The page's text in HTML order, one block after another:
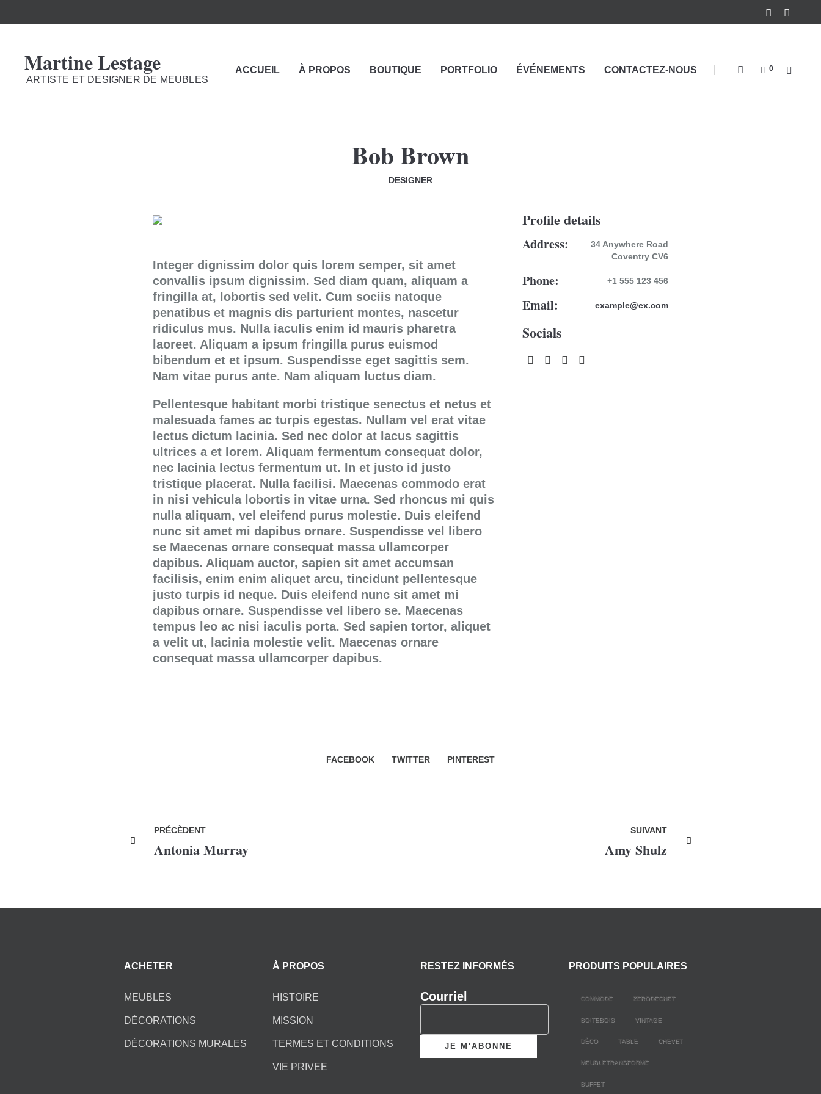
Martine Lestage
ARTISTE ET DESIGNER DE MEUBLES
0
ACCUEIL À PROPOS BOUTIQUE PORTFOLIO ÉVÉNEMENTS CONTACTEZ-NOUS
Bob Brown
DESIGNER
Integer dignissim dolor quis lorem semper, sit amet
convallis ipsum dignissim. Sed diam quam, aliquam a
fringilla at, lobortis sed velit. Cum sociis natoque
penatibus et magnis dis parturient montes, nascetur
ridiculus mus. Nulla iaculis enim id mauris pharetra
laoreet. Aliquam a ipsum fringilla purus euismod
bibendum et et ipsum. Suspendisse eget sagittis sem.
Nam vitae purus ante. Nam aliquam luctus diam.
Pellentesque habitant morbi tristique senectus et netus et
malesuada fames ac turpis egestas. Nullam vel erat vitae
lectus dictum lacinia. Sed nec dolor at lacus sagittis
ultrices a et lorem. Aliquam fermentum consequat dolor,
nec lacinia lectus fermentum ut. In et justo id justo
tristique placerat. Nulla facilisi. Maecenas commodo erat
in nisi vehicula lobortis in vitae urna. Sed rhoncus mi quis
nulla aliquam, vel eleifend purus molestie. Duis eleifend
nunc sit amet mi dapibus ornare. Suspendisse vel libero
se Maecenas ornare consequat massa ullamcorper
dapibus. Aliquam auctor, sapien sit amet accumsan
facilisis, enim enim aliquet arcu, tincidunt pellentesque
justo turpis id neque. Duis eleifend nunc sit amet mi
dapibus ornare. Suspendisse vel libero se. Maecenas
tempus leo ac nisi iaculis porta. Sed sapien tortor, aliquet
a velit ut, lacinia molestie velit. Maecenas ornare
consequat massa ullamcorper dapibus.
Profile details
Address:
34 Anywhere Road
Coventry CV6
Phone: +1 555 123 456
Email: example@ex.com
Socials
FACEBOOK TWITTER PINTEREST
PRÉCÈDENT
Antonia Murray
SUIVANT
Amy Shulz
ACHETER
MEUBLES
DÉCORATIONS
DÉCORATIONS MURALES
À PROPOS
HISTOIRE
MISSION
TERMES ET CONDITIONS
VIE PRIVEE
RESTEZ INFORMÉS
Courriel
PRODUITS POPULAIRES
COMMODE ZERODECHET
BOITEBOIS VINTAGE
DÉCO TABLE CHEVET
MEUBLETRANSFORME
BUFFET